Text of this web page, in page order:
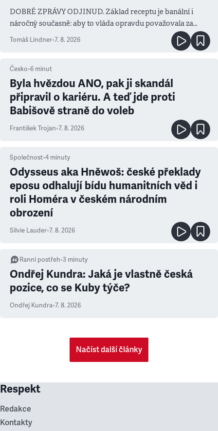
DOBRÉ ZPRÁVY ODJINUD. Základ receptu je banální i
náročný současně: aby to vláda opravdu považovala za
prioritu
Tomáš Lindner•7. 8. 2026
Česko•6 minut
Byla hvězdou ANO, pak ji skandál
připravil o kariéru. A teď jde proti
Babišově straně do voleb
František Trojan•7. 8. 2026
Společnost•4 minuty
Odysseus aka Hněwoš: české překlady
eposu odhalují bídu humanitních věd i
roli Homéra v českém národním
obrození
Silvie Lauder•7. 8. 2026
Ranní postřeh•3 minuty
Ondřej Kundra: Jaká je vlastně česká
pozice, co se Kuby týče?
Ondřej Kundra•7. 8. 2026
Načíst další články
Respekt
Redakce
Kontakty